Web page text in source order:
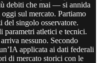
debiti che mai — si annida
sul mercato. Partiamo
del singolo osservatore.
parametri atletici e tecnici.
nessuno. Secondo
applicata ai dati federali
di mercato storici con le